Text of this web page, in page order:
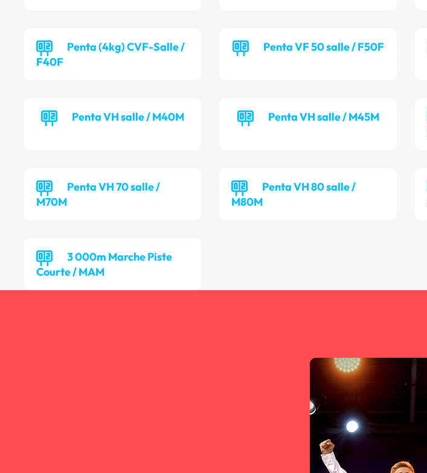
Penta (4kg) CVF-Salle /
F40F
Penta VF 50 salle / F50F
Penta VH salle / M40M Penta VH salle / M45M
Penta VH 70 salle /
M70M
Penta VH 80 salle /
M80M
3 000m Marche Piste
Courte / MAM